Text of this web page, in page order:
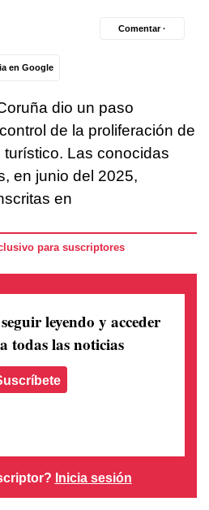
en Google
Comentar ·
dio un paso
de la proliferación de
turístico. Las conocidas
en junio del 2025,
en
para suscriptores
leyendo y acceder
todas las noticias
Inicia sesión